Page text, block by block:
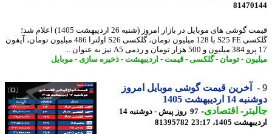
قیمت گوشی های موبایل در بازار امروز (شنبه 26 اردیبهشت 1405) اعلام شد؛
گلکسی S25 FE با 128 میلیون تومان، گلکسی S26 اولترا 486 میلیون تومان، آیفون
-تومان-گلکسی-قیمت-اردیبهشت-ذخیره سازی- موبایل
آخرین قیمت گوشی موبایل امروز
اردیبهشت 1405
-اقتصادی-
97 روز پیش - دوشنبه 14
1405، 23:17
81395782